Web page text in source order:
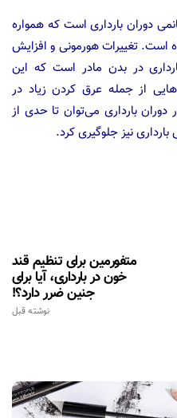
دوران بارداری است که همواره
است. تغییرات هورمونی و افزایش
در بدن مادر است که این
از جمله عرق کردن زیاد در
بارداری می‌توان تا حدی از
نیز جلوگیری کرد.
متفورمین برای تنظیم قند
خون در بارداری، آیا برای
جنین ضرر دارد؟!
نوشته قبل